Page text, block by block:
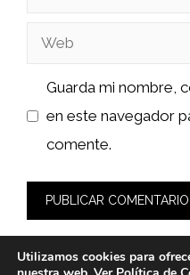
Web
Guarda mi nombre,
en este navegador
comente.
Utilizamos cookies para